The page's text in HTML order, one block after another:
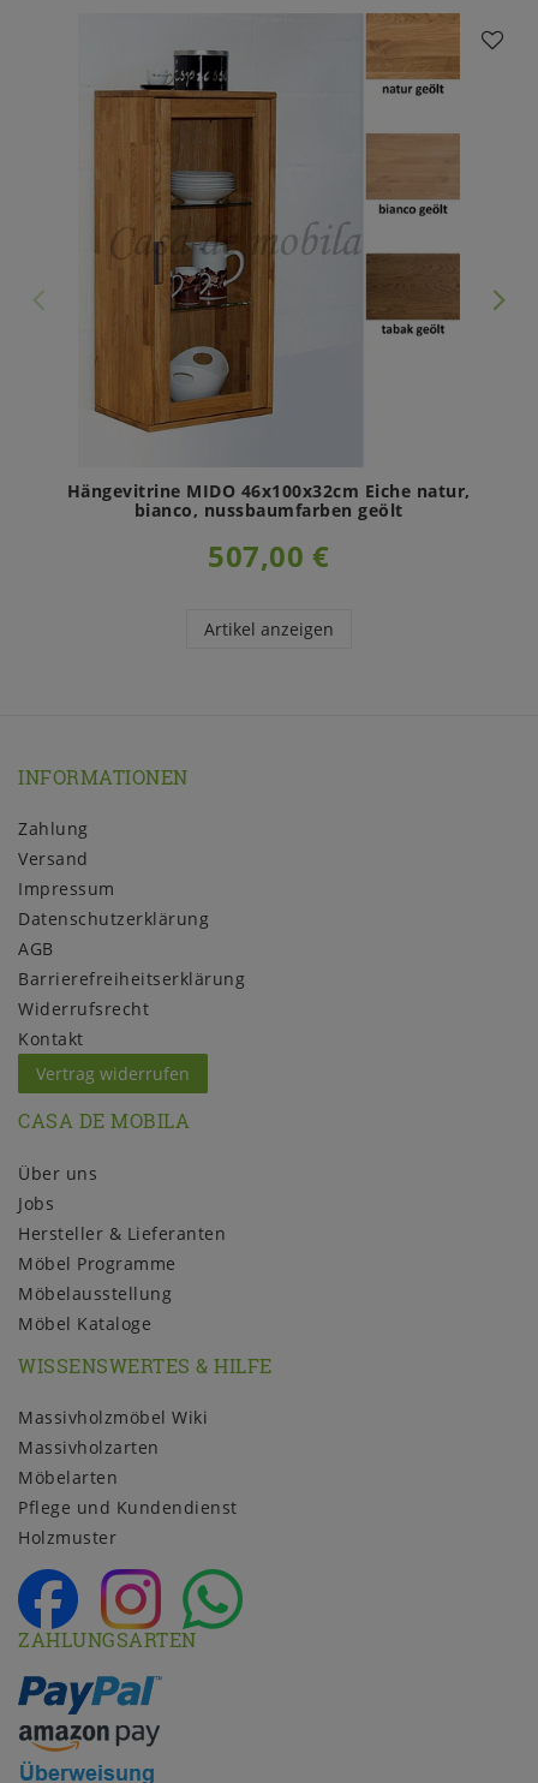
Hängevitrine MIDO 46x100x32cm Eiche natur,
bianco, nussbaumfarben geölt
507,00 €
Artikel anzeigen
INFORMATIONEN
Zahlung
Versand
Impressum
Daten­schutz­erklärung
AGB
Barrierefreiheitserklärung
Widerrufs­recht
Kontakt
Vertrag widerrufen
CASA DE MOBILA
Über uns
Jobs
Hersteller & Lieferanten
Möbel Programme
Möbelausstellung
Möbel Kataloge
WISSENSWERTES & HILFE
Massivholzmöbel Wiki
Massivholzarten
Möbelarten
Pflege und Kundendienst
Holzmuster
ZAHLUNGSARTEN